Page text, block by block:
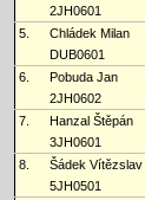
2JH0601
5.
Chládek Milan
DUB0601
6.
Pobuda Jan
2JH0602
7.
Hanzal Štěpán
3JH0601
8.
Šádek Vítězslav
5JH0501